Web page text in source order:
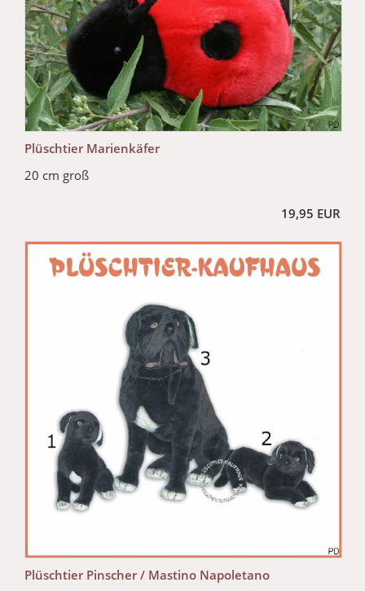
Plüschtier Marienkäfer
20 cm groß
19,95 EUR
Plüschtier Pinscher / Mastino Napoletano